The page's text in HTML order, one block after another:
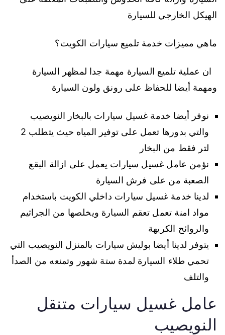
الهيكل الخارجي للسيارة
ماهي مميزات خدمة تلميع سيارات الكويت؟
ان عملية تلميع السيارة مهمة جدا لمظهر السيارة
ومهمة أيضا للحفاظ على رونق ولون السيارة
نوفر أيضا خدمة غسيل سيارات بالبخار النويصيب
والتي بدورها تعمل على توفير المياه حيث يتطلب 2
لتر فقط من البخار
نؤمن عامل غسيل سيارات يعمل على ازالة البقع
الصعبة من على فرش السيارة
لدينا خدمة غسيل سيارات داخلي الكويت باستخدام
مواد امنة تعمل تعقم السيارة ويخلصها من الجراثيم
والروائح الكريهة
يتوفر لدينا أيضا بوليش سيارات بالمنزل النويصيب التي
تحمي طلاء السيارة لمدة ستة شهور وتمنعه من الصدأ
والتلف
عامل غسيل سيارات متنقل
النويصيب